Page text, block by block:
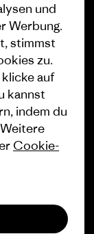
und
Werbung.
stimmst
zu.
auf
kannst
indem du
Cookie-